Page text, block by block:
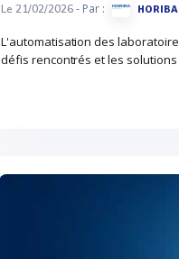
Le 21/02/2026- Par :
L'automatisation des
défis rencontrés et les solutions